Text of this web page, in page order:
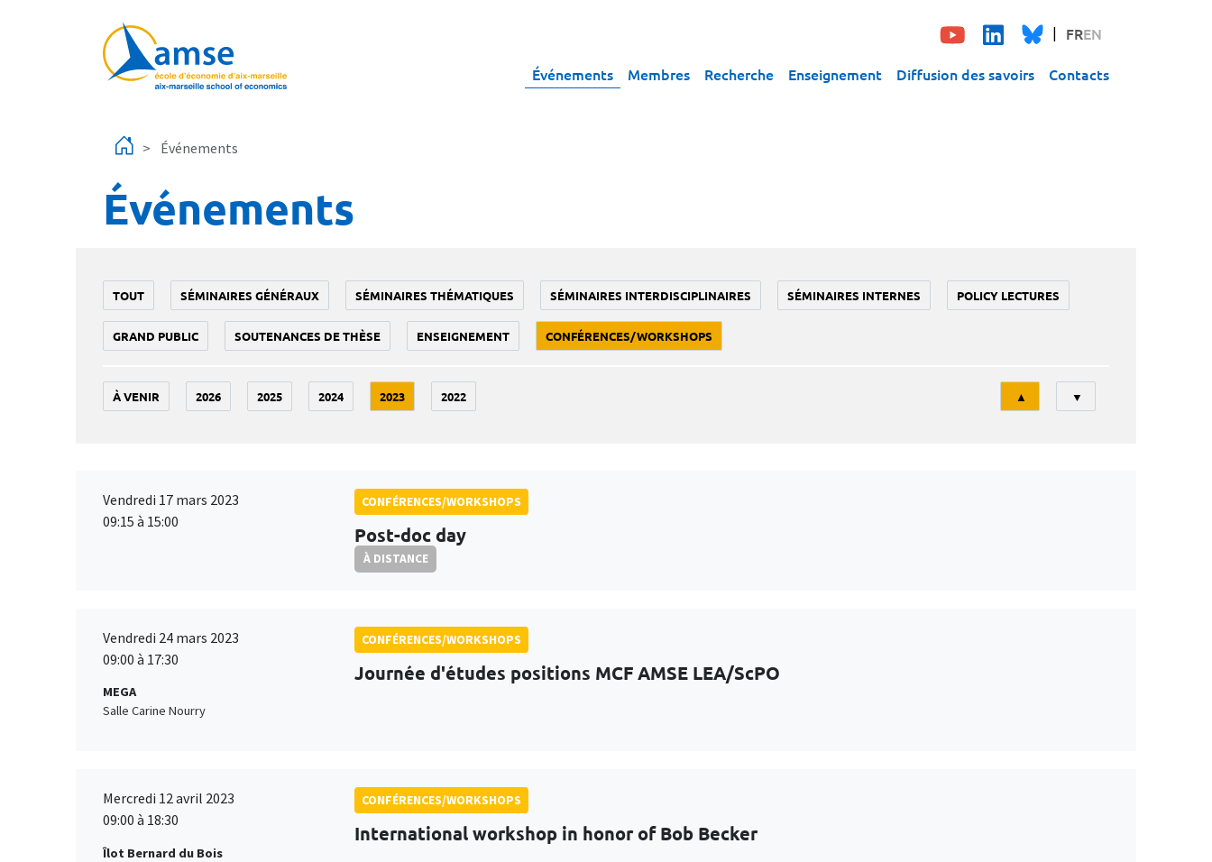
FREN
Événements Membres Recherche Enseignement Diffusion des savoirs Contacts
Événements
Événements
TOUT SÉMINAIRES GÉNÉRAUX SÉMINAIRES THÉMATIQUES SÉMINAIRES INTERDISCIPLINAIRES SÉMINAIRES INTERNES POLICY LECTURES
GRAND PUBLIC SOUTENANCES DE THÈSE ENSEIGNEMENT CONFÉRENCES/WORKSHOPS
À VENIR 2026 2025 2024 2023 2022
Tri
▲ ▼
Vendredi 17 mars 2023
09:15 à 15:00
CONFÉRENCES/WORKSHOPS
Post-doc day
À DISTANCE
Vendredi 24 mars 2023
09:00 à 17:30
MEGA
Salle Carine Nourry
CONFÉRENCES/WORKSHOPS
Journée d'études positions MCF AMSE LEA/ScPO
Mercredi 12 avril 2023
09:00 à 18:30
Îlot Bernard du Bois
CONFÉRENCES/WORKSHOPS
International workshop in honor of Bob Becker